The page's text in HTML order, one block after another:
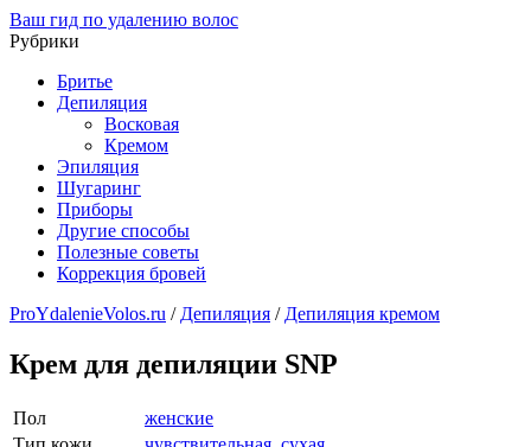
Ваш гид по удалению волос
Рубрики
Бритье
Депиляция
Восковая
Кремом
Эпиляция
Шугаринг
Приборы
Другие способы
Полезные советы
Коррекция бровей
ProYdalenieVolos.ru / Депиляция / Депиляция кремом
Крем для депиляции SNP
Пол
женские